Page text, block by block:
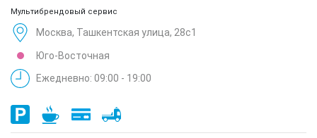
Мультибрендовый сервис
Москва, Ташкентская улица, 28с1
Юго-Восточная
Ежедневно: 09:00 - 19:00